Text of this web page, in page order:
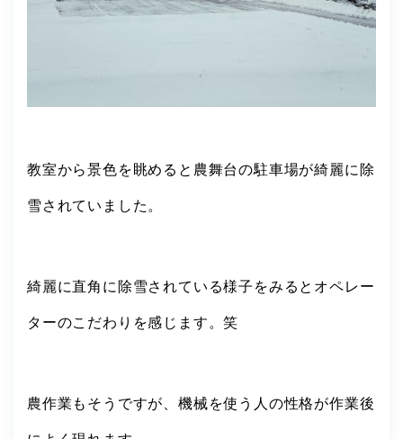
教室から景色を眺めると農舞台の駐車場が綺麗に除
雪されていました。
綺麗に直角に除雪されている様子をみるとオペレー
ターのこだわりを感じます。笑
農作業もそうですが、機械を使う人の性格が作業後